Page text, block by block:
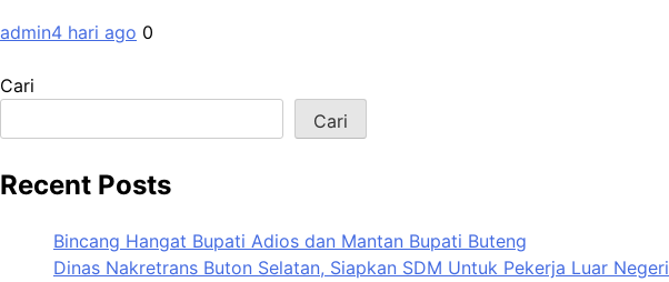
admin4 hari ago 0
Cari
Cari
Recent Posts
Bincang Hangat Bupati Adios dan Mantan Bupati Buteng
Dinas Nakretrans Buton Selatan, Siapkan SDM Untuk Pekerja Luar Negeri